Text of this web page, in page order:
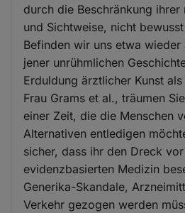
durch die Beschränkung ihrer
und Sichtweise, nicht
Befinden wir uns etwa wieder
jener unrühmlichen
Erduldung ärztlicher Kunst
Frau Grams et al., träumen
einer Zeit, die die Menschen
Alternativen entledigen
sicher, dass ihr den Dreck
evidenzbasierten Medizin
Generika-Skandale,
Verkehr gezogen werden